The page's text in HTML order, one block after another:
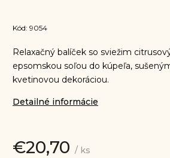
Kód: 9054
Relaxačný balíček so sviežim
epsomskou soľou do kúpeľa,
kvetinovou dekoráciou.
Detailné informácie
€20,70 / ks